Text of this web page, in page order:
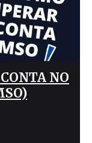
NO